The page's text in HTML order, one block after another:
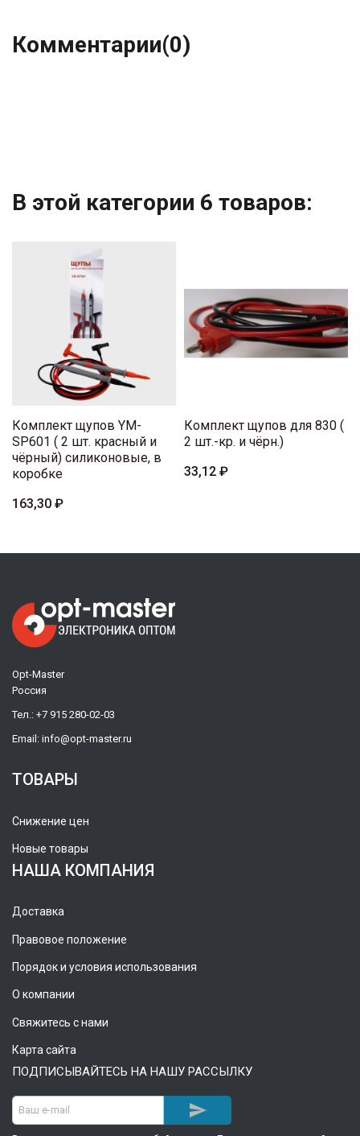
Комментарии(0)
В этой категории 6 товаров:
Комплект щупов YM-
SP601 ( 2 шт. красный и
чёрный) силиконовые, в
коробке
163,30 ₽
Комплект щупов для 830 (
2 шт.-кр. и чёрн.)
33,12 ₽
Opt-Master
Россия
Тел.: +7 915 280-02-03
Email: info@opt-master.ru
ТОВАРЫ
Снижение цен
Новые товары
НАША КОМПАНИЯ
Доставка
Правовое положение
Порядок и условия использования
О компании
Свяжитесь с нами
Карта сайта
ПОДПИСЫВАЙТЕСЬ НА НАШУ РАССЫЛКУ
